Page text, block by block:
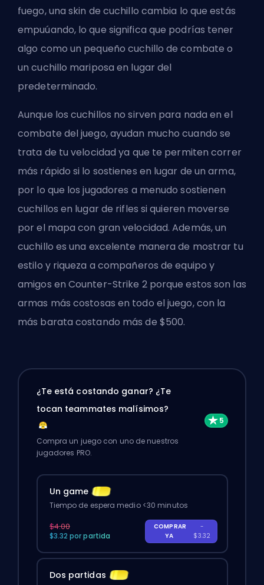
fuego, una skin de cuchillo cambia lo que estás
empuúando, lo que significa que podrías tener
algo como un pequeño cuchillo de combate o
un cuchillo mariposa en lugar del
predeterminado.
Aunque los cuchillos no sirven para nada en el
combate del juego, ayudan mucho cuando se
trata de tu velocidad ya que te permiten correr
más rápido si lo sostienes en lugar de un arma,
por lo que los jugadores a menudo sostienen
cuchillos en lugar de rifles si quieren moverse
por el mapa con gran velocidad. Además, un
cuchillo es una excelente manera de mostrar tu
estilo y riqueza a compañeros de equipo y
amigos en Counter-Strike 2 porque estos son las
armas más costosas en todo el juego, con la
más barata costando más de $500.
¿Te está costando ganar? ¿Te
tocan teammates malísimos?
Compra un juego con uno de nuestros
jugadores PRO.
Un game
Tiempo de espera medio <30 minutos
$4.00
$3.32 por partida
COMPRAR
YA
-
$3.32
Dos partidas